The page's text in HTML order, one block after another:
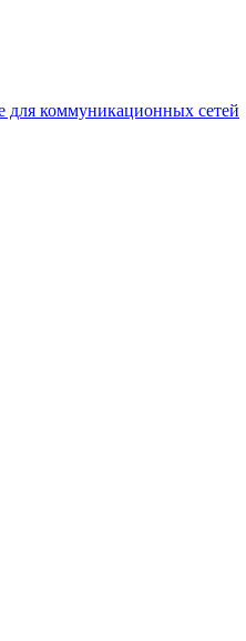
для коммуникационных сетей